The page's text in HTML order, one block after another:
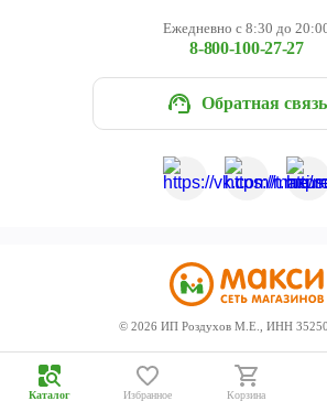
Ежедневно с 8:30 до
8-800-100-27-27
Обратная связь
© 2026 ИП Роздухов М.Е., ИНН
Каталог Избранное Корзина